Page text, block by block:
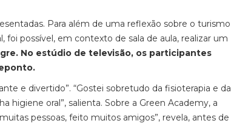
Para além de uma reflexão sobre o turismo
possível, em contexto de sala de aula, realizar um
No estúdio de televisão, os participantes
e divertido”. “Gostei sobretudo da fisioterapia e da
higiene oral”, salienta. Sobre a Green Academy, a
pessoas, feito muitos amigos”, revela, antes de